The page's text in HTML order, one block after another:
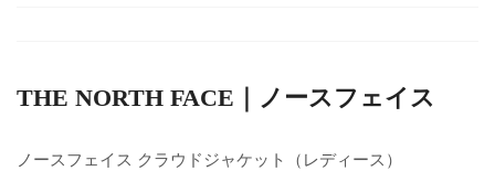
THE NORTH FACE｜ノースフェイス
ノースフェイス クラウドジャケット（レディース）